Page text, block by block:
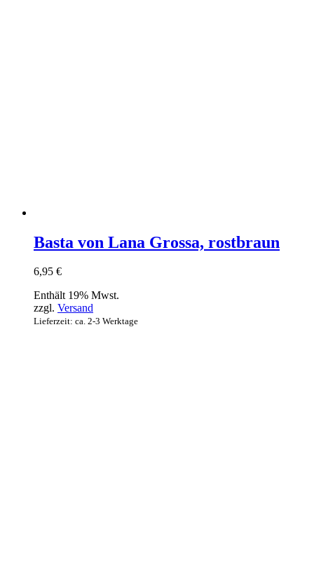
Basta von Lana Grossa, rostbraun
6,95 €
Enthält 19% Mwst.
zzgl. Versand
Lieferzeit: ca. 2-3 Werktage